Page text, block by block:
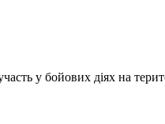
у бойових діях на